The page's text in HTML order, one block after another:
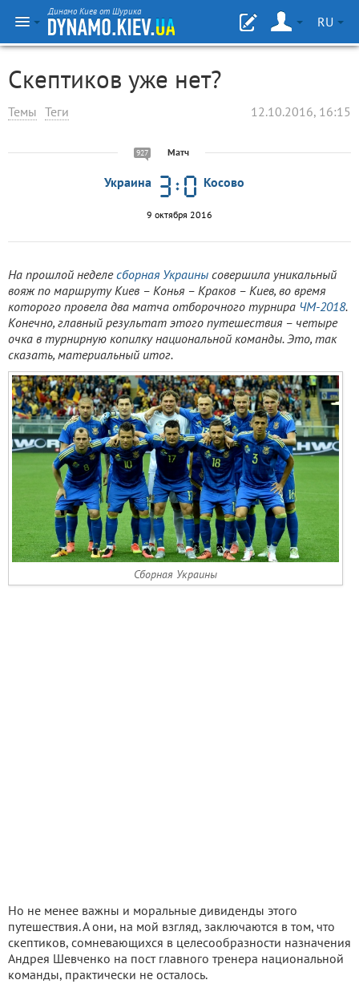
Динамо Киев от Шурика
RU
Скептиков уже нет?
Темы Теги 12.10.2016, 16:15
927 Матч
Украина Косово
9 октября 2016
На прошлой неделесборная Украины совершила уникальный
вояж по маршруту Киев – Конья – Краков – Киев, во время
которого провела два матча отборочного турнира ЧМ-2018.
Конечно, главный результат этого путешествия – четыре
очка в турнирную копилку национальной команды. Это, так
сказать, материальный итог.
Сборная Украины
Но не менее важны и моральные дивиденды этого
путешествия. А они, на мой взгляд, заключаются в том, что
скептиков, сомневающихся в целесообразности назначения
Андрея Шевченко на пост главного тренера национальной
команды, практически не осталось.